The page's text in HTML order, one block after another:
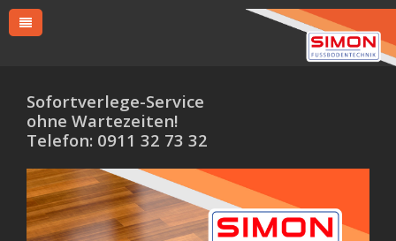
Sofortverlege-Service
ohne Wartezeiten!
Telefon: 0911 32 73 32